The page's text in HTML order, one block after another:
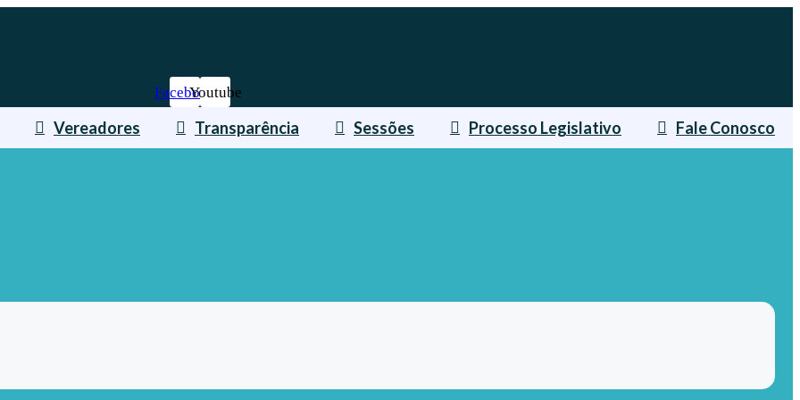
FacebookYoutube
Vereadores Transparência Sessões Processo Legislativo Fale Conosco